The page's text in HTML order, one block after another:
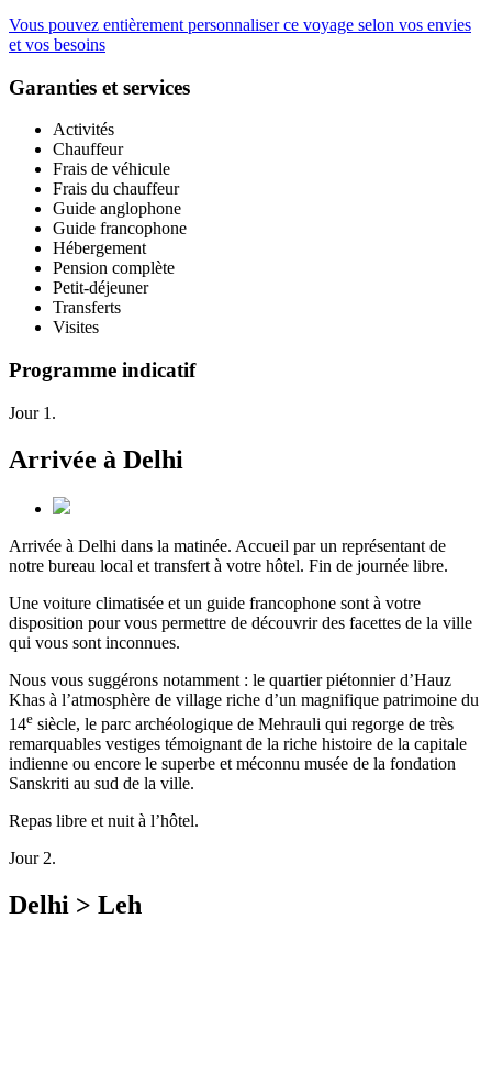
Vous pouvez entièrement personnaliser ce voyage selon vos envies
et vos besoins
Garanties et services
Activités
Chauffeur
Frais de véhicule
Frais du chauffeur
Guide anglophone
Guide francophone
Hébergement
Pension complète
Petit-déjeuner
Transferts
Visites
Programme indicatif
Jour 1.
Arrivée à Delhi
Arrivée à Delhi dans la matinée. Accueil par un représentant de
notre bureau local et transfert à votre hôtel. Fin de journée libre.
Une voiture climatisée et un guide francophone sont à votre
disposition pour vous permettre de découvrir des facettes de la ville
qui vous sont inconnues.
Nous vous suggérons notamment : le quartier piétonnier d’Hauz
Khas à l’atmosphère de village riche d’un magnifique patrimoine du
14e siècle, le parc archéologique de Mehrauli qui regorge de très
remarquables vestiges témoignant de la riche histoire de la capitale
indienne ou encore le superbe et méconnu musée de la fondation
Sanskriti au sud de la ville.
Repas libre et nuit à l’hôtel.
Jour 2.
Delhi > Leh